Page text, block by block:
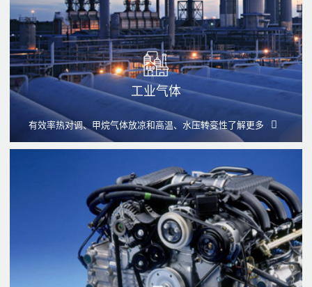
工业气体
有效率热对调、甲烷气体放凉和高温、水压转变性了解更多